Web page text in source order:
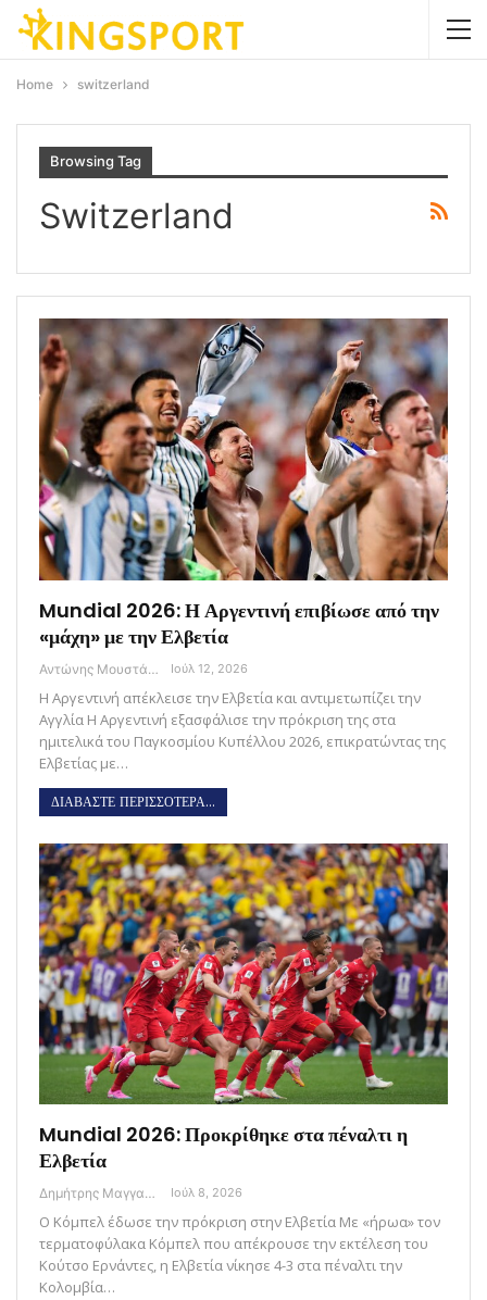
Home switzerland
Browsing Tag
Switzerland
Mundial 2026: Η Αργεντινή επιβίωσε από την
«μάχη» με την Ελβετία
Αντώνης Μουστάκας Ιούλ 12, 2026
Η Αργεντινή απέκλεισε την Ελβετία και αντιμετωπίζει την
Αγγλία Η Αργεντινή εξασφάλισε την πρόκριση της στα
ημιτελικά του Παγκοσμίου Κυπέλλου 2026, επικρατώντας της
Ελβετίας με…
ΔΙΑΒΑΣΤΕ ΠΕΡΙΣΣΟΤΕΡΑ...
Mundial 2026: Προκρίθηκε στα πέναλτι η
Ελβετία
Δημήτρης Μαγγανάρης Ιούλ 8, 2026
Ο Κόμπελ έδωσε την πρόκριση στην Ελβετία Με «ήρωα» τον
τερματοφύλακα Κόμπελ που απέκρουσε την εκτέλεση του
Κούτσο Ερνάντες, η Ελβετία νίκησε 4-3 στα πέναλτι την
Κολομβία…